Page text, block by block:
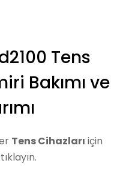
Tens
Bakımı ve
Tens Cihazları için
tıklayın.